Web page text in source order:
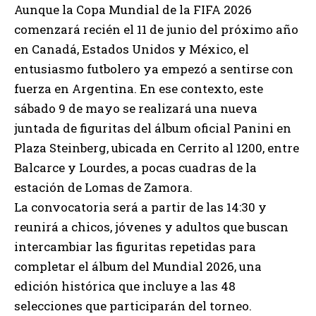
Aunque la Copa Mundial de la FIFA 2026
comenzará recién el 11 de junio del próximo año
en Canadá, Estados Unidos y México, el
entusiasmo futbolero ya empezó a sentirse con
fuerza en Argentina. En ese contexto, este
sábado 9 de mayo se realizará una nueva
juntada de figuritas del álbum oficial Panini en
Plaza Steinberg, ubicada en Cerrito al 1200, entre
Balcarce y Lourdes, a pocas cuadras de la
estación de Lomas de Zamora.
La convocatoria será a partir de las 14:30 y
reunirá a chicos, jóvenes y adultos que buscan
intercambiar las figuritas repetidas para
completar el álbum del Mundial 2026, una
edición histórica que incluye a las 48
selecciones que participarán del torneo.